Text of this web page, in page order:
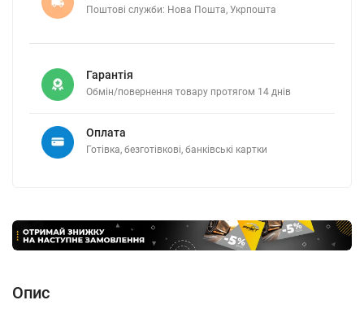
Поштові служби: Нова Пошта, Укрпошта
Гарантія
Обмін/повернення товару протягом 14 днів
Оплата
Готівка, безготівкові, банківські картки
Опис